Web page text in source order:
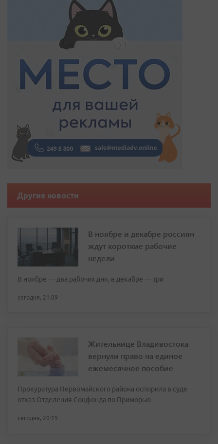
Другие новости
В ноябре и декабре россиян
ждут короткие рабочие
недели
В ноябре — два рабочих дня, в декабре — три
сегодня, 21:09
Жительнице Владивостока
вернули право на единое
ежемесячное пособие
Прокуратура Первомайского района оспорила в суде
отказ Отделения Соцфонда по Приморью
сегодня, 20:19